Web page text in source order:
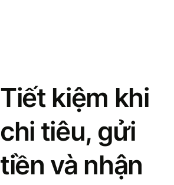
Tiết kiệm khi
chi tiêu, gửi
tiền và nhận